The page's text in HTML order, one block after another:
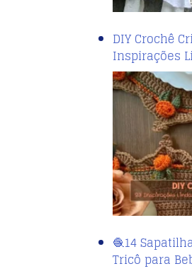
DIY Crochê
Inspirações
🧶14
Tricô para